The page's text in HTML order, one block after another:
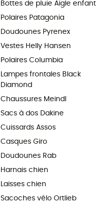
Bottes de pluie Aigle enfant
Polaires Patagonia
Doudounes Pyrenex
Vestes Helly Hansen
Polaires Columbia
Lampes frontales Black
Diamond
Chaussures Meindl
Sacs à dos Dakine
Cuissards Assos
Casques Giro
Doudounes Rab
Harnais chien
Laisses chien
Sacoches vélo Ortlieb